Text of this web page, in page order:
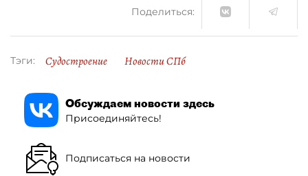
Поделиться:
Тэги: Судостроение Новости СПб
Обсуждаем новости здесь
Присоединяйтесь!
Подписаться на новости